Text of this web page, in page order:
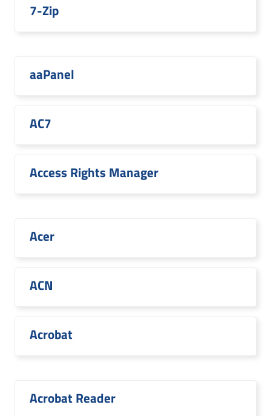
7-Zip
aaPanel
AC7
Access Rights Manager
Acer
ACN
Acrobat
Acrobat Reader